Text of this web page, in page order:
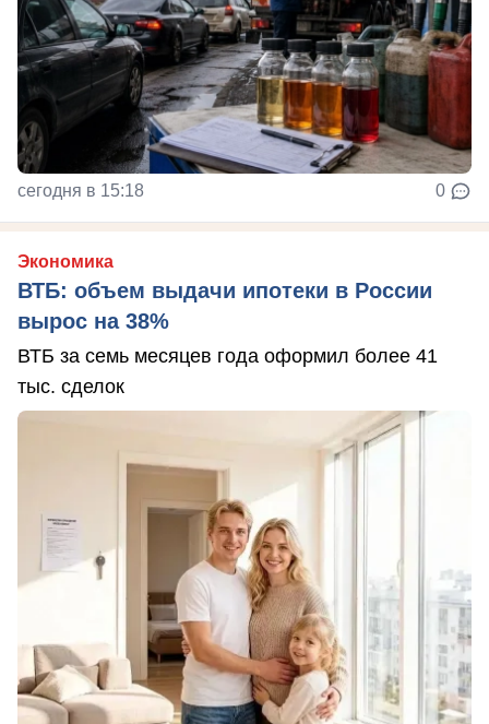
сегодня в 15:18 0
Экономика
ВТБ: объем выдачи ипотеки в России
вырос на 38%
ВТБ за семь месяцев года оформил более 41
тыс. сделок